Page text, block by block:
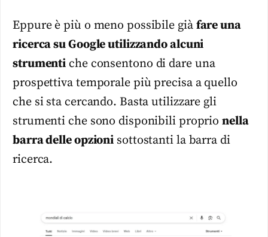
Eppure è più o meno possibile già fare una
ricerca su Google utilizzando alcuni
strumenti che consentono di dare una
prospettiva temporale più precisa a quello
che si sta cercando. Basta utilizzare gli
strumenti che sono disponibili proprionella
barra delle opzioni sottostanti la barra di
ricerca.